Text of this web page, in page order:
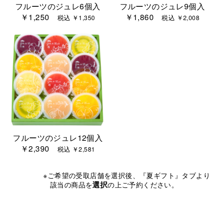
フルーツのジュレ6個入
￥1,250
税込 ￥1,350
フルーツのジュレ9個入
￥1,860税込 ￥2,008
フルーツのジュレ12個入
￥2,390
税込 ￥2,581
※ご希望の受取店舗を選択後、『夏ギフト』タブより
該当の商品を選択の上ご予約ください。